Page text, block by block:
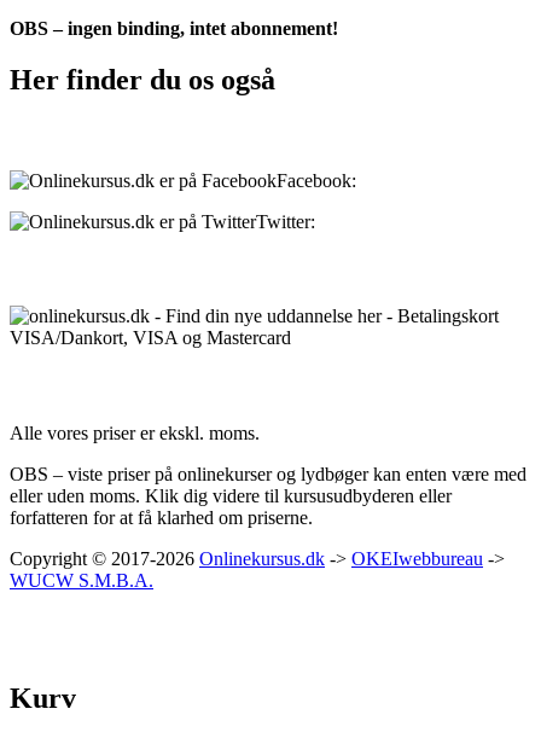
OBS – ingen binding, intet abonnement!
Her finder du os også
Facebook:
Twitter:
Alle vores priser er ekskl. moms.
OBS – viste priser på onlinekurser og lydbøger kan enten være med
eller uden moms. Klik dig videre til kursusudbyderen eller
forfatteren for at få klarhed om priserne.
Copyright © 2017-2026 Onlinekursus.dk -> OKEIwebbureau ->
WUCW S.M.B.A.
Kurv